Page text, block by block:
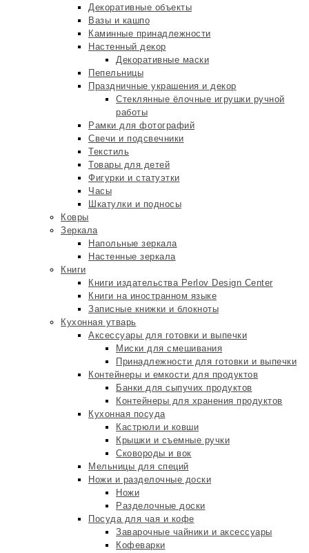
Декоративные объекты
Вазы и кашпо
Каминные принадлежности
Настенный декор
Декоративные маски
Пепельницы
Праздничные украшения и декор
Стеклянные ёлочные игрушки ручной
работы
Рамки для фотографий
Свечи и подсвечники
Текстиль
Товары для детей
Фигурки и статуэтки
Часы
Шкатулки и подносы
Ковры
Зеркала
Напольные зеркала
Настенные зеркала
Книги
Книги издательства Perlov Design Center
Книги на иностранном языке
Записные книжки и блокноты
Кухонная утварь
Аксессуары для готовки и выпечки
Миски для смешивания
Принадлежности для готовки и выпечки
Контейнеры и емкости для продуктов
Банки для сыпучих продуктов
Контейнеры для хранения продуктов
Кухонная посуда
Кастрюли и ковши
Крышки и съемные ручки
Сковороды и вок
Мельницы для специй
Ножи и разделочные доски
Ножи
Разделочные доски
Посуда для чая и кофе
Заварочные чайники и аксессуары
Кофеварки